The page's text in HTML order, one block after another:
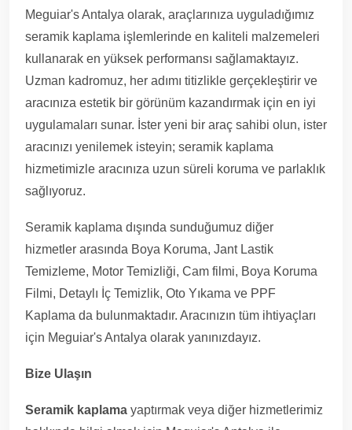
Meguiar's Antalya olarak, araçlarınıza uyguladığımız
seramik kaplama işlemlerinde en kaliteli malzemeleri
kullanarak en yüksek performansı sağlamaktayız.
Uzman kadromuz, her adımı titizlikle gerçekleştirir ve
aracınıza estetik bir görünüm kazandırmak için en iyi
uygulamaları sunar. İster yeni bir araç sahibi olun, ister
aracınızı yenilemek isteyin; seramik kaplama
hizmetimizle aracınıza uzun süreli koruma ve parlaklık
sağlıyoruz.
Seramik kaplama dışında sunduğumuz diğer
hizmetler arasında Boya Koruma, Jant Lastik
Temizleme, Motor Temizliği, Cam filmi, Boya Koruma
Filmi, Detaylı İç Temizlik, Oto Yıkama ve PPF
Kaplama da bulunmaktadır. Aracınızın tüm ihtiyaçları
için Meguiar's Antalya olarak yanınızdayız.
Bize Ulaşın
Seramik kaplama yaptırmak veya diğer hizmetlerimiz